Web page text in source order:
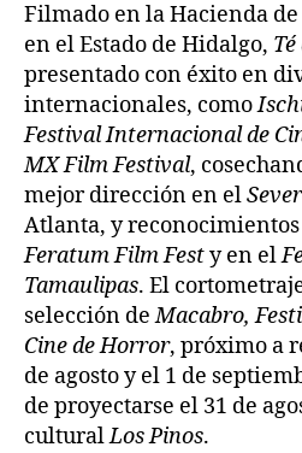
Filmado en la Hacienda
en el Estado de Hidalgo,
presentado con éxito en
internacionales, como
Festival Internacional de
MX Film Festival,
mejor dirección en el
Atlanta, y
Feratum Film Festy en el
Tamaulipas. El
selección deMacabro,
Cine de Horror, próximo a
de agosto y el 1 de
de proyectarse el 31 de
culturalLos Pinos.